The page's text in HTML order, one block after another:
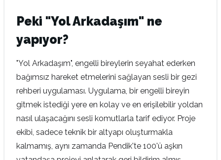
Peki "Yol Arkadaşım" ne
yapıyor?
"Yol Arkadaşım", engelli bireylerin seyahat ederken
bağımsız hareket etmelerini sağlayan sesli bir gezi
rehberi uygulaması. Uygulama, bir engelli bireyin
gitmek istediği yere en kolay ve en erişilebilir yoldan
nasıl ulaşacağını sesli komutlarla tarif ediyor. Proje
ekibi, sadece teknik bir altyapı oluşturmakla
kalmamış, aynı zamanda Pendik'te 100'ü aşkın